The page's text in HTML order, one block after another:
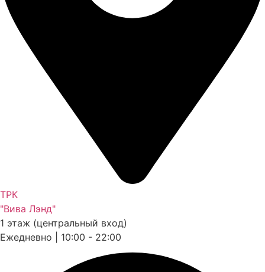
ТРК
"Вива Лэнд"
1 этаж (центральный вход)
Ежедневно | 10:00 - 22:00